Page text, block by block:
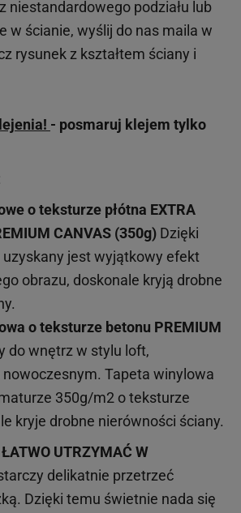
niestandardowego podziału lub
w ścianie, wyślij do nas maila w
rysunek z kształtem ściany i
- posmaruj klejem tylko
oteksturze płótna EXTRA
CANVAS (350g) Dzięki
uzyskany jest wyjątkowy efekt
obrazu, doskonale kryją drobne
oteksturze betonu PREMIUM
do wnętrz w stylu loft,
Tapeta winylowa
350g/m2 o teksturze
kryje drobne nierówności ściany.
ŁATWO UTRZYMAĆ W
delikatnie przetrzeć
Dzięki temu świetnie nada się